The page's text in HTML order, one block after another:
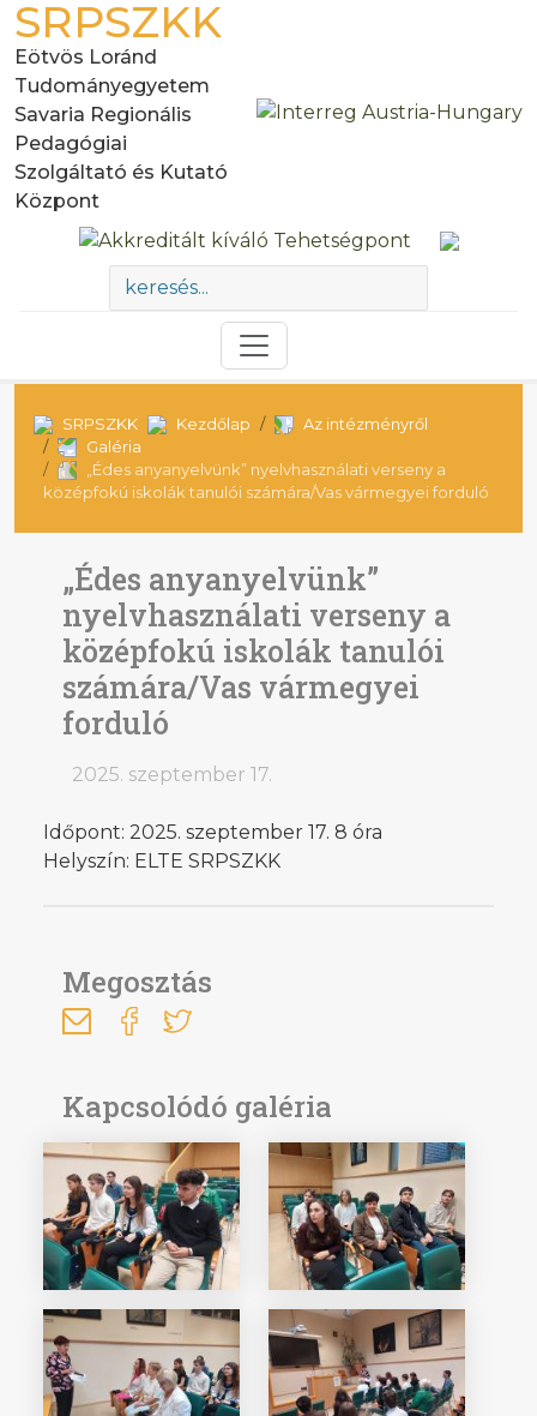
SRPSZKK
Eötvös Loránd
Tudományegyetem
Savaria Regionális
Pedagógiai
Szolgáltató és Kutató
Központ
SRPSZKK Kezdőlap
Az intézményről
Galéria
„Édes anyanyelvünk” nyelvhasználati verseny a
középfokú iskolák tanulói számára/Vas vármegyei forduló
„Édes anyanyelvünk”
nyelvhasználati verseny a
középfokú iskolák tanulói
számára/Vas vármegyei
forduló
2025. szeptember 17.
Időpont: 2025. szeptember 17. 8 óra
Helyszín: ELTE SRPSZKK
Megosztás
Kapcsolódó galéria